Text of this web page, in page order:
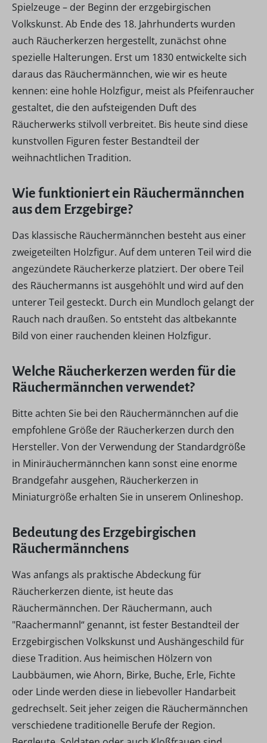
Spielzeuge – der Beginn der erzgebirgischen
Volkskunst. Ab Ende des 18. Jahrhunderts wurden
auch Räucherkerzen hergestellt, zunächst ohne
spezielle Halterungen. Erst um 1830 entwickelte sich
daraus das Räuchermännchen, wie wir es heute
kennen: eine hohle Holzfigur, meist als Pfeifenraucher
gestaltet, die den aufsteigenden Duft des
Räucherwerks stilvoll verbreitet. Bis heute sind diese
kunstvollen Figuren fester Bestandteil der
weihnachtlichen Tradition.
Wie funktioniert ein Räuchermännchen
aus dem Erzgebirge?
Das klassische Räuchermännchen besteht aus einer
zweigeteilten Holzfigur. Auf dem unteren Teil wird die
angezündete Räucherkerze platziert. Der obere Teil
des Räuchermanns ist ausgehöhlt und wird auf den
unterer Teil gesteckt. Durch ein Mundloch gelangt der
Rauch nach draußen. So entsteht das altbekannte
Bild von einer rauchenden kleinen Holzfigur.
Welche Räucherkerzen werden für die
Räuchermännchen verwendet?
Bitte achten Sie bei den Räuchermännchen auf die
empfohlene Größe der Räucherkerzen durch den
Hersteller. Von der Verwendung der Standardgröße
in Miniräuchermännchen kann sonst eine enorme
Brandgefahr ausgehen, Räucherkerzen in
Miniaturgröße erhalten Sie in unserem Onlineshop.
Bedeutung des Erzgebirgischen
Räuchermännchens
Was anfangs als praktische Abdeckung für
Räucherkerzen diente, ist heute das
Räuchermännchen. Der Räuchermann, auch
"Raachermannl“ genannt, ist fester Bestandteil der
Erzgebirgischen Volkskunst und Aushängeschild für
diese Tradition. Aus heimischen Hölzern von
Laubbäumen, wie Ahorn, Birke, Buche, Erle, Fichte
oder Linde werden diese in liebevoller Handarbeit
gedrechselt. Seit jeher zeigen die Räuchermännchen
verschiedene traditionelle Berufe der Region.